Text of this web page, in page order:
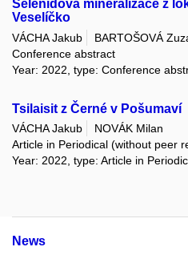
Selenidová mineralizace z
Veselíčko
VÁCHA Jakub
BARTOŠOVÁ
Conference abstract
Year: 2022, type: Conference
Tsilaisit z Černé v Pošumaví
VÁCHA Jakub
NOVÁK Milan
Article in Periodical (without peer
Year: 2022, type: Article in
News